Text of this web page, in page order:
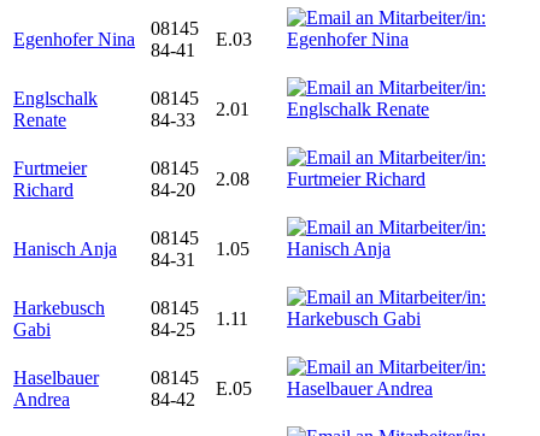
Egenhofer Nina
08145
84-41
E.03
Englschalk
Renate
08145
84-33
2.01
Furtmeier
Richard
08145
84-20
2.08
Hanisch Anja
08145
84-31
1.05
Harkebusch
Gabi
08145
84-25
1.11
Haselbauer
Andrea
08145
84-42
E.05